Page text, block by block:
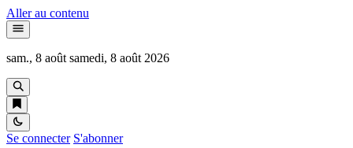
Aller au contenu
sam., 8 août samedi, 8 août 2026
Se connecter S'abonner